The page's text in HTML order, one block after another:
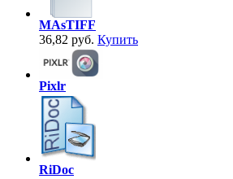
MAsTIFF
36,82 руб. Купить
Pixlr
RiDoc